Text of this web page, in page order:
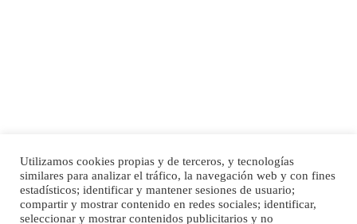
SHIBA PERDIDO AVDA JOSE MESA Y LOPEZ
PERRO MACHO RAZA SHIBA CON MICROCHIP PERDIDO HOY 06/07/2025 ZONA
MESA Y LOPEZ. ES MUY ASUSTADIZO
Leales.org » Gran Canaria | 6.7.2025
Inicio Publicidad
Política de privacidad
Aviso Legal
Cláusula de Cookies
Utilizamos cookies propias y de terceros, y tecnologías
similares para analizar el tráfico, la navegación web y con fines
estadísticos; identificar y mantener sesiones de usuario;
compartir y mostrar contenido en redes sociales; identificar,
seleccionar y mostrar contenidos publicitarios y no